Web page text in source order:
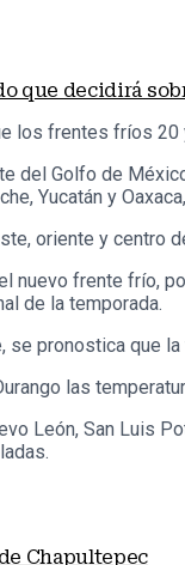
que decidirá
los frentes fríos
del Golfo de
Yucatán y
oriente y centro
nuevo frente frío,
de la temporada.
se pronostica que
las
León, San Luis
Chapultepec